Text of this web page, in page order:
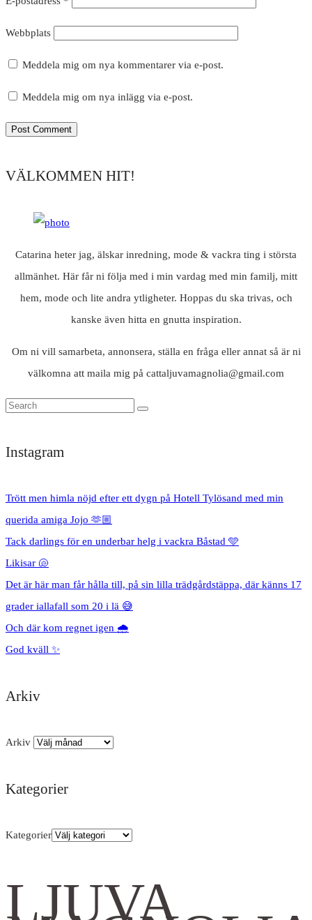
Webbplats
Meddela mig om nya kommentarer via e-post.
Meddela mig om nya inlägg via e-post.
VÄLKOMMEN HIT!
Catarina heter jag, älskar inredning, mode & vackra ting i största
allmänhet. Här får ni följa med i min vardag med min familj, mitt
hem, mode och lite andra ytligheter. Hoppas du ska trivas, och
kanske även hitta en gnutta inspiration.
Om ni vill samarbeta, annonsera, ställa en fråga eller annat så är ni
välkomna att maila mig på cattaljuvamagnolia@gmail.com
Instagram
Trött men himla nöjd efter ett dygn på Hotell Tylösand med min
querida amiga Jojo 🫶🏼
Tack darlings för en underbar helg i vackra Båstad 🩵
Likisar 🐚
Det är här man får hålla till, på sin lilla trädgårdstäppa, där känns 17
grader iallafall som 20 i lä 😅
Och där kom regnet igen 🌧️
God kväll ✨
Arkiv
Arkiv
Kategorier
Kategorier
LJUVA